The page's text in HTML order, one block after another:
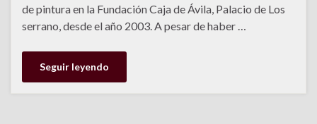
de pintura en la Fundación Caja de Ávila, Palacio de Los
serrano, desde el año 2003. A pesar de haber …
Seguir leyendo